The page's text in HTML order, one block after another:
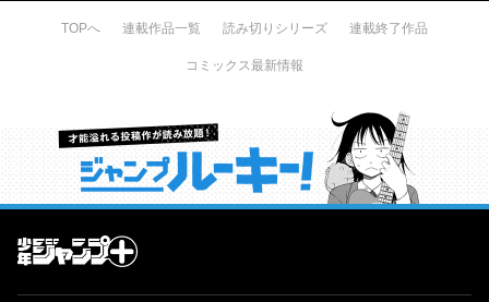
TOPへ 連載作品一覧 読み切りシリーズ 連載終了作品
コミックス最新情報
才能溢れる投稿作が読み放題！ ジャンプルーキー！